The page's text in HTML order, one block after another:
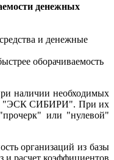
денежных
и денежные
оборачиваемость
наличии необходимых
"ЭСК СИБИРИ". При их
или "нулевой"
организаций из базы
и расчет коэффициентов